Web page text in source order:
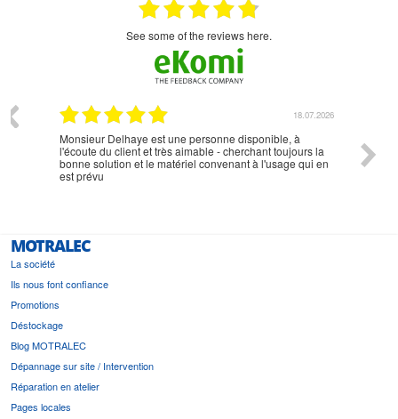
see some of the reviews here.
18.07.2026
Monsieur Delhaye est une personne disponible, à
l'écoute du client et très aimable - cherchant toujours la
bonne solution et le matériel convenant à l'usage qui en
est prévu
MOTRALEC
La société
Ils nous font confiance
Promotions
Déstockage
Blog MOTRALEC
Dépannage sur site / Intervention
Réparation en atelier
Pages locales